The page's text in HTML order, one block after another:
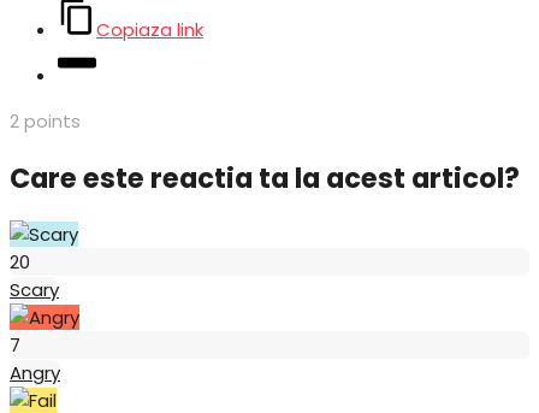
Copiaza link
2points
Care este reactia ta la acest articol?
20
Scary
7
Angry